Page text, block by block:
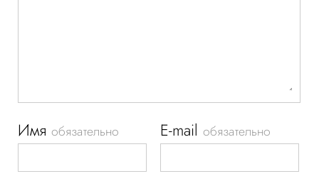
Имяобязательно E-mailобязательно